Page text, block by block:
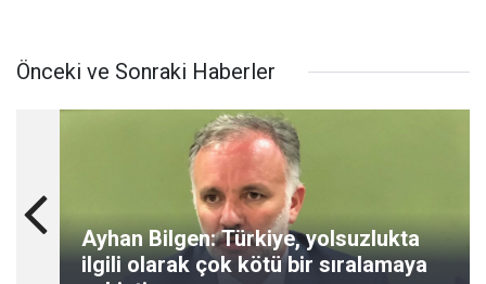
Önceki ve Sonraki Haberler
Ayhan Bilgen: Türkiye, yolsuzlukta
ilgili olarak çok kötü bir sıralamaya